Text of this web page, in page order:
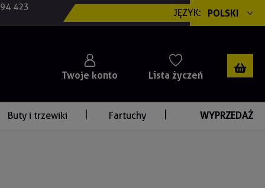
423
JĘZYK: POLSKI
Twoje konto Lista życzeń
Buty i trzewiki Fartuchy WYPRZEDAŻ